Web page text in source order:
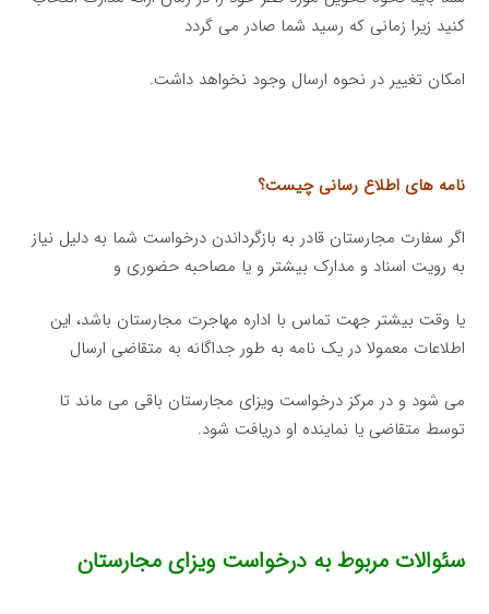
کنید زیرا زمانی که رسید شما صادر می گردد
امکان تغییر در نحوه ارسال وجود نخواهد داشت.
نامه های اطلاع رسانی چیست؟
اگر سفارت مجارستان قادر به بازگرداندن درخواست شما به دلیل نیاز
به رویت اسناد و مدارک بیشتر و یا مصاحبه حضوری و
یا وقت بیشتر جهت تماس با اداره مهاجرت مجارستان باشد، این
اطلاعات معمولا در یک نامه به طور جداگانه به متقاضی ارسال
می شود و در مرکز درخواست ویزای مجارستان باقی می ماند تا
توسط متقاضی یا نماینده او دریافت شود.
سئوالات مربوط به درخواست ویزای مجارستان